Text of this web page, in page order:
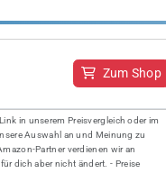
Zum Shop
in unserem Preisvergleich oder im
Auswahl an und Meinung zu
Partner verdienen wir an
dich aber nicht ändert. - Preise